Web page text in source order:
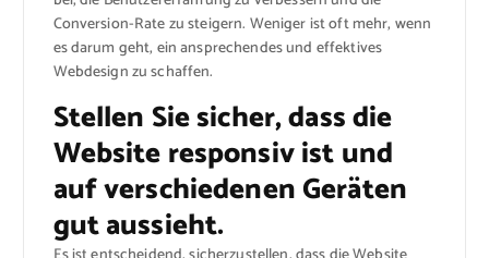
Conversion-Rate zu steigern. Weniger ist oft mehr, wenn
es darum geht, ein ansprechendes und effektives
Webdesign zu schaffen.
Stellen Sie sicher, dass die
Website responsiv ist und
auf verschiedenen Geräten
gut aussieht.